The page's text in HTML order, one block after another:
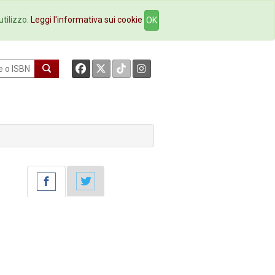
Contatti
Leggi l'informativa sui cookie OK